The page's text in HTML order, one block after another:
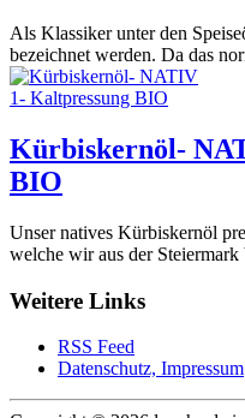
Als Klassiker unter den
bezeichnet werden. Da das
Kürbiskernöl-
BIO
Unser natives Kürbiskernöl
welche wir aus der Steiermark
Weitere Links
RSS Feed
Datenschutz, Impressum